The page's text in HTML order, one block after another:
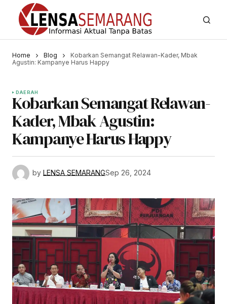
Home Blog
Kobarkan Semangat Relawan-Kader, Mbak
Agustin: Kampanye Harus Happy
DAERAH
Kobarkan Semangat Relawan-
Kader, Mbak Agustin:
Kampanye Harus Happy
by LENSA SEMARANGSep 26, 2024